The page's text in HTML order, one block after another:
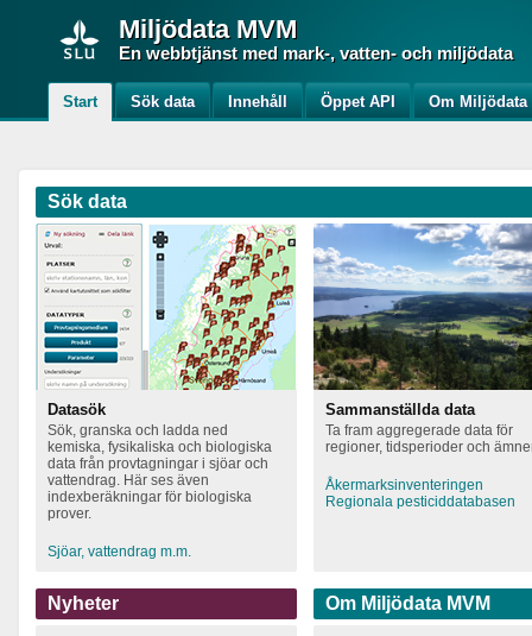
Miljödata MVM
En webbtjänst med mark-, vatten- och miljödata
Start Sök data Innehåll Öppet API Om Miljödata
Sök data
Datasök
Sök, granska och ladda ned
kemiska, fysikaliska och biologiska
data från provtagningar i sjöar och
vattendrag. Här ses även
indexberäkningar för biologiska
prover.
Sjöar, vattendrag m.m.
Sammanställda data
Ta fram aggregerade data för
regioner, tidsperioder och
Åkermarksinventeringen
Regionala pesticiddatabasen
Nyheter Om Miljödata MVM